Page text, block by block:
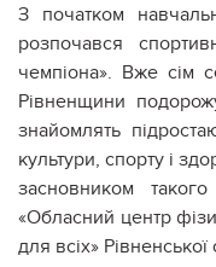
З початком
розпочався
чемпіона». Вже сім
Рівненщини
знайомлять
культури, спорту і
засновником
«Обласний центр
для всіх»